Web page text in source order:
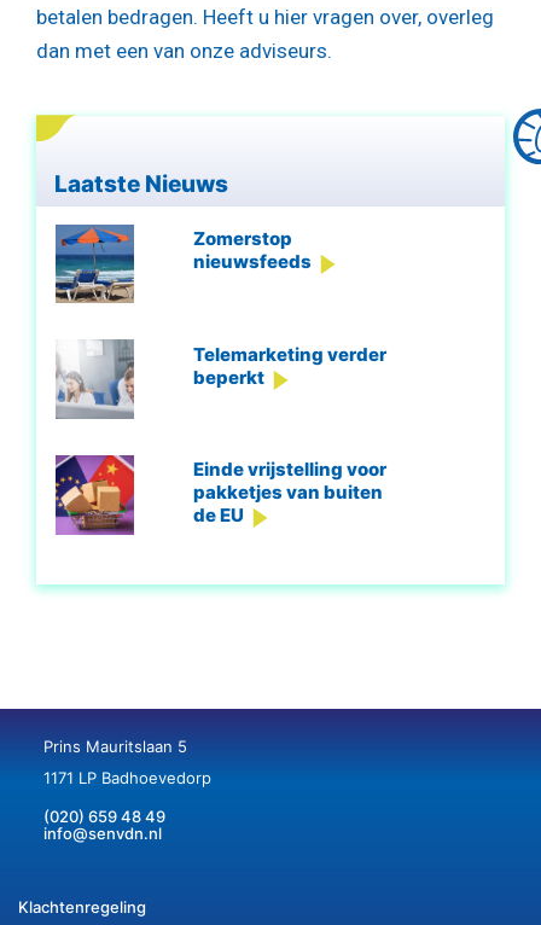
betalen bedragen. Heeft u hier vragen over, overleg
dan met een van onze adviseurs.
Laatste Nieuws
Zomerstop
nieuwsfeeds
Telemarketing verder
beperkt
Einde vrijstelling voor
pakketjes van buiten
de EU
Prins Mauritslaan 5
1171 LP Badhoevedorp
(020) 659 48 49
info@senvdn.nl
Klachtenregeling